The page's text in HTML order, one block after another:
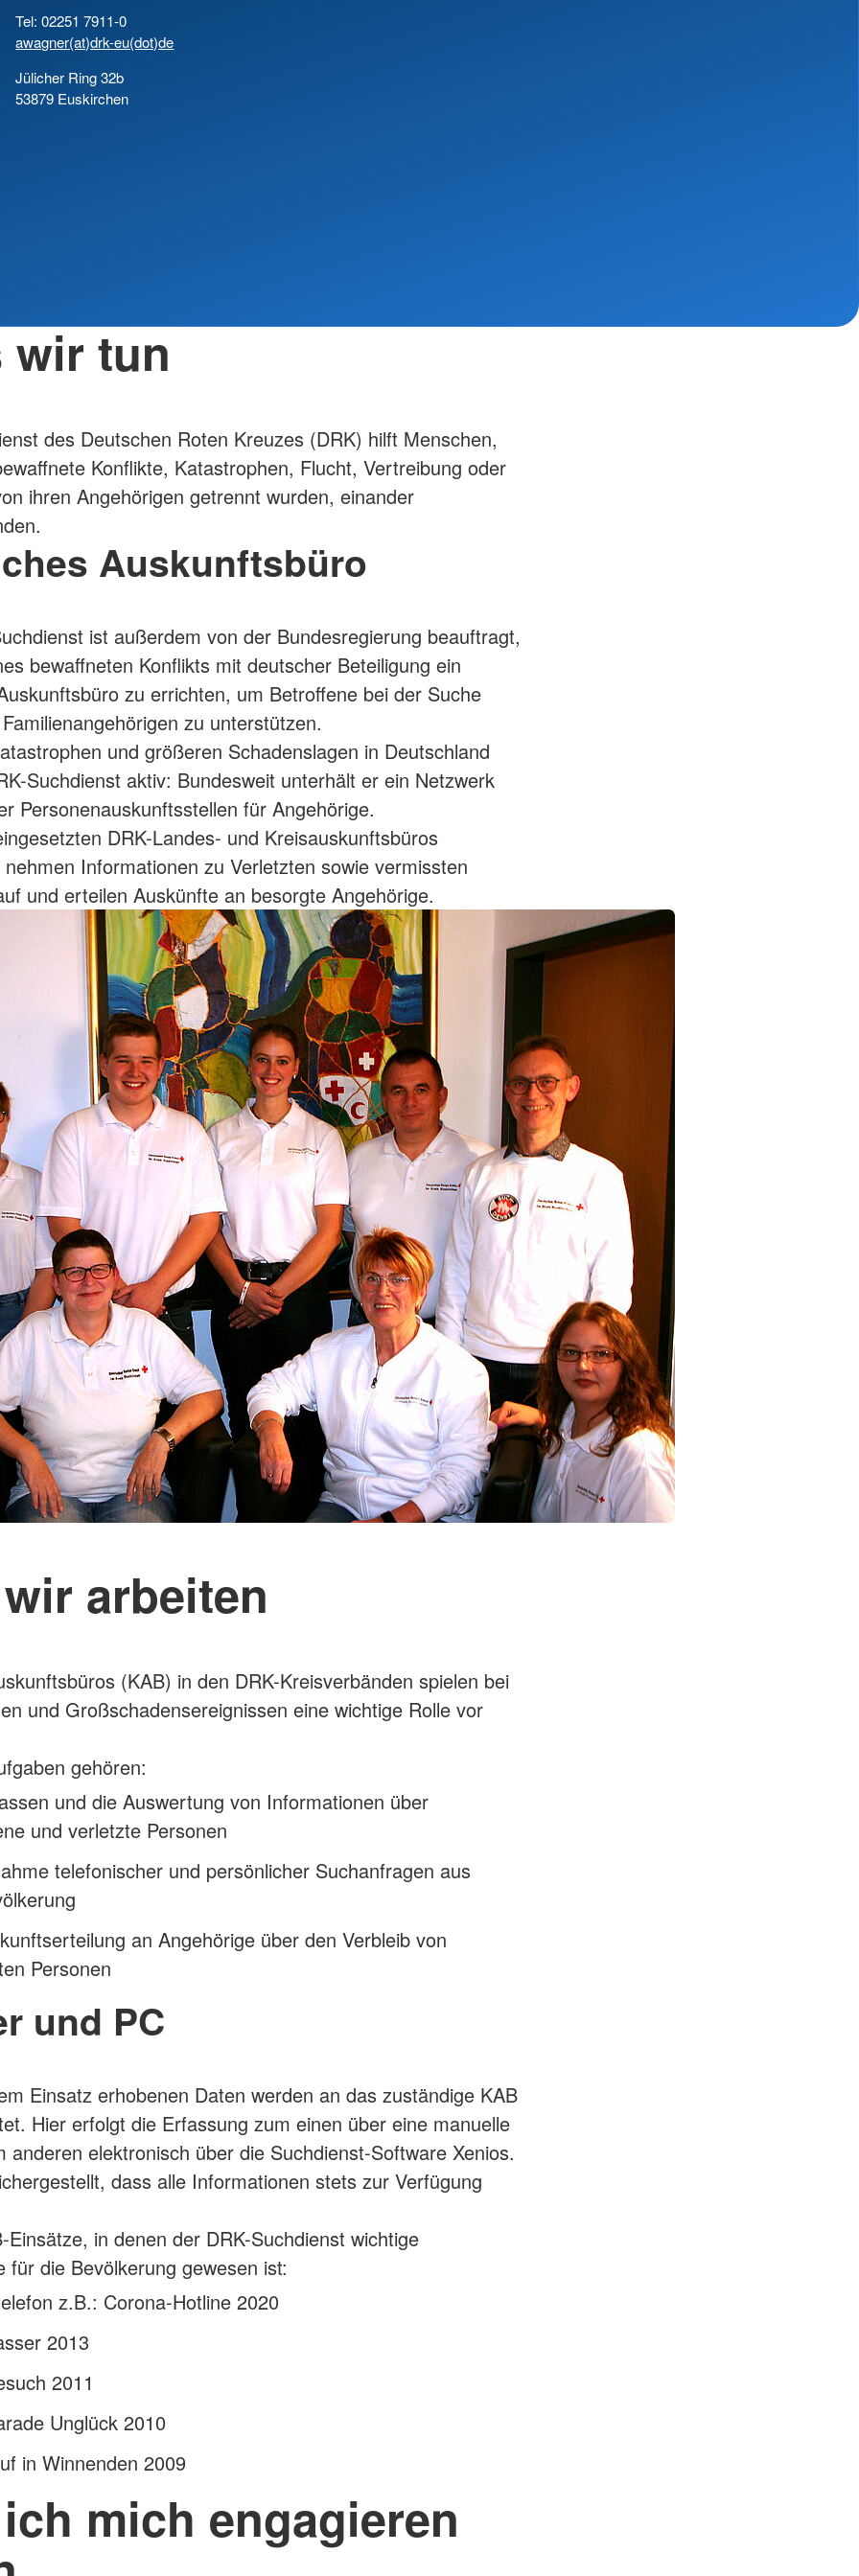
Tel: 02251 7911-0
awagner(at)drk-eu(dot)de
Jülicher Ring 32b
53879 Euskirchen
wir tun
des Deutschen Roten Kreuzes (DRK) hilft Menschen,
Konflikte, Katastrophen, Flucht, Vertreibung oder
ihren Angehörigen getrennt wurden, einander
Auskunftsbüro
ist außerdem von der Bundesregierung beauftragt,
bewaffneten Konflikts mit deutscher Beteiligung ein
zu errichten, um Betroffene bei der Suche
zu unterstützen.
und größeren Schadenslagen in Deutschland
Suchdienst aktiv: Bundesweit unterhält er ein Netzwerk
Personenauskunftsstellen für Angehörige.
DRK-Landes- und Kreisauskunftsbüros
Informationen zu Verletzten sowie vermissten
und erteilen Auskünfte an besorgte Angehörige.
arbeiten
(KAB) in den DRK-Kreisverbänden spielen bei
und Großschadensereignissen eine wichtige Rolle vor
gehören:
und die Auswertung von Informationen über
und verletzte Personen
telefonischer und persönlicher Suchanfragen aus
an Angehörige über den Verbleib von
Personen
und PC
Einsatz erhobenen Daten werden an das zuständige KAB
Hier erfolgt die Erfassung zum einen über eine manuelle
anderen elektronisch über die Suchdienst-Software Xenios.
dass alle Informationen stets zur Verfügung
Einsätze, in denen der DRK-Suchdienst wichtige
für die Bevölkerung gewesen ist:
z.B.: Corona-Hotline 2020
2013
2011
Unglück 2010
in Winnenden 2009
mich engagieren